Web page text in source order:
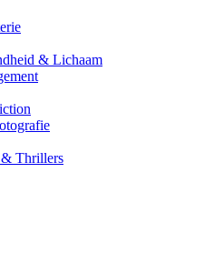
& Lichaam
& Thrillers